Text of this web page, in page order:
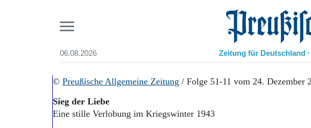
06.08.2026 Preußische Allgemeine
Zeitung für Deutschland
Start
Aktuelle Ausgabe
Abonnenten-Login
Suchen und finden
© Preußische Allgemeine Zeitung / Folge 51-11 vom 24. Dezember
Sieg der Liebe
Eine stille Verlobung im Kriegswinter 1943